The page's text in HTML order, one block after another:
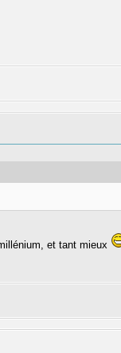
et tant mieux